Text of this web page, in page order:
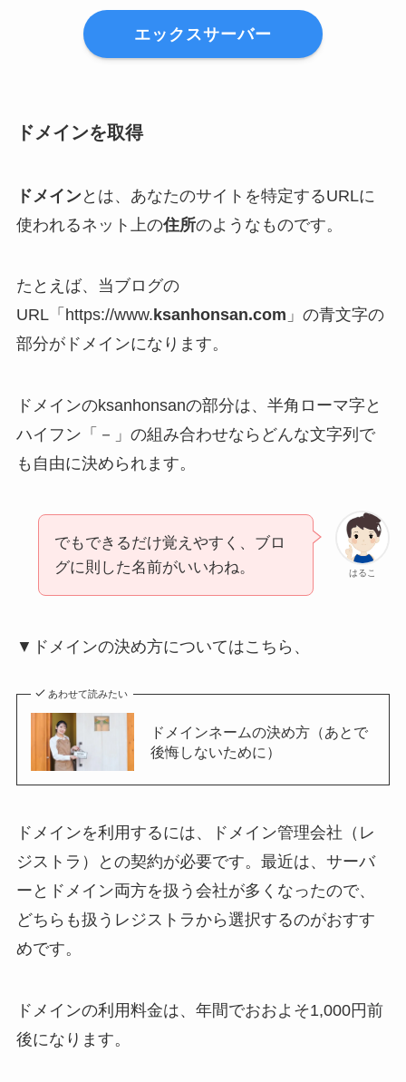
エックスサーバー
ドメインを取得
ドメインとは、あなたのサイトを特定するURLに
使われるネット上の住所のようなものです。
たとえば、当ブログの
URL「https://www. ksanhonsan.com 」の青文字の
部分がドメインになります。
ドメインのksanhonsanの部分は、半角ローマ字と
ハイフン「－」の組み合わせならどんな文字列で
も自由に決められます。
はるこ
でもできるだけ覚えやすく、ブロ
グに則した名前がいいわね。
▼ドメインの決め方についてはこちら、
あわせて読みたい
ドメインネームの決め方（あとで
後悔しないために）
ドメインを利用するには、ドメイン管理会社（レ
ジストラ）との契約が必要です。最近は、サーバ
ーとドメイン両方を扱う会社が多くなったので、
どちらも扱うレジストラから選択するのがおすす
めです。
ドメインの利用料金は、年間でおおよそ1,000円前
後になります。